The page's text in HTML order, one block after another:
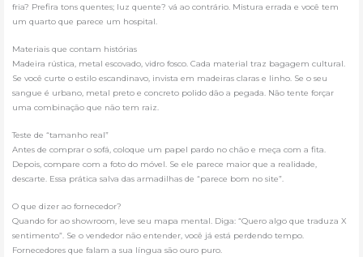
fria? Prefira tons quentes; luz quente? vá ao contrário. Mistura errada e você tem
um quarto que parece um hospital.
Materiais que contam histórias
Madeira rústica, metal escovado, vidro fosco. Cada material traz bagagem cultural.
Se você curte o estilo escandinavo, invista em madeiras claras e linho. Se o seu
sangue é urbano, metal preto e concreto polido dão a pegada. Não tente forçar
uma combinação que não tem raiz.
Teste de “tamanho real”
Antes de comprar o sofá, coloque um papel pardo no chão e meça com a fita.
Depois, compare com a foto do móvel. Se ele parece maior que a realidade,
descarte. Essa prática salva das armadilhas de “parece bom no site”.
O que dizer ao fornecedor?
Quando for ao showroom, leve seu mapa mental. Diga: “Quero algo que traduza X
sentimento”. Se o vendedor não entender, você já está perdendo tempo.
Fornecedores que falam a sua língua são ouro puro.